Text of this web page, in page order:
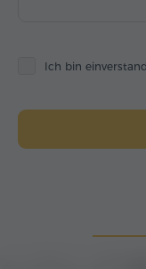
Ich bin